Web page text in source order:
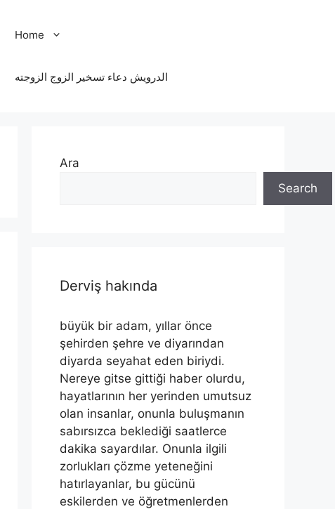
Home
الدرویش دعاء تسخير الزوج الزوجته
Ara
Search
Derviş hakında
büyük bir adam, yıllar önce
şehirden şehre ve diyarından
diyarda seyahat eden biriydi.
Nereye gitse gittiği haber olurdu,
hayatlarının her yerinden umutsuz
olan insanlar, onunla buluşmanın
sabırsızca beklediği saatlerce
dakika sayardılar. Onunla ilgili
zorlukları çözme yeteneğini
hatırlayanlar, bu gücünü
eskilerden ve öğretmenlerden